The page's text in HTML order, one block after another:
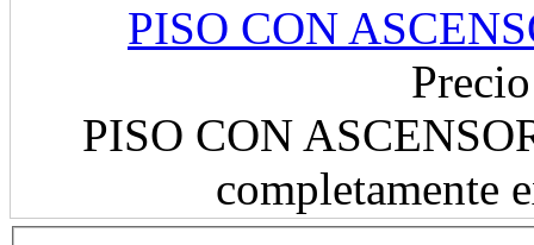
PISO CON
PISO CON
completamente